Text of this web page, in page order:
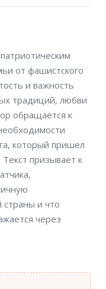
от фашистского
и важность
традиций, любви
обращается к
который пришел
призывает к
страны и что
через